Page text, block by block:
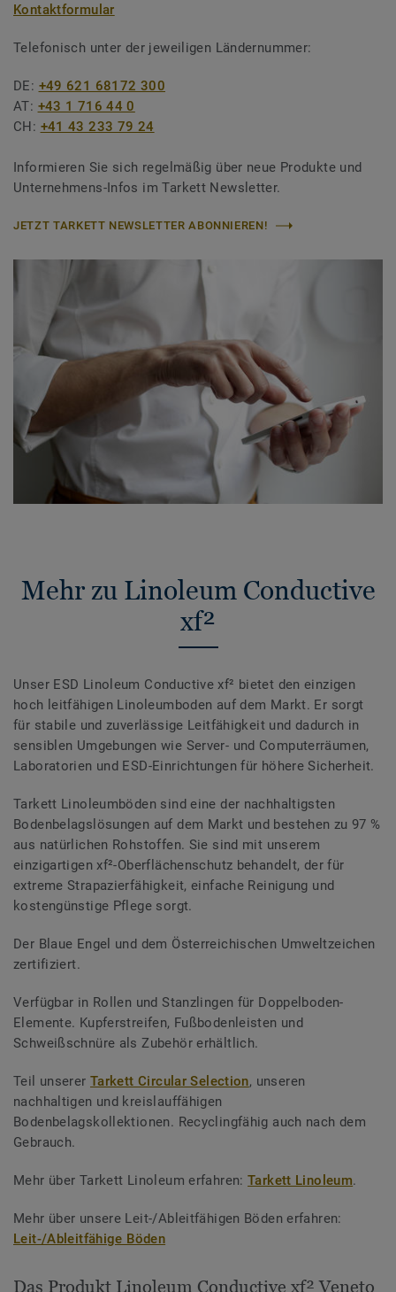
Kontaktformular
Telefonisch unter der jeweiligen Ländernummer:
DE: +49 621 68172 300
AT: +43 1 716 44 0
CH: +41 43 233 79 24
Informieren Sie sich regelmäßig über neue Produkte und
Unternehmens-Infos im Tarkett Newsletter.
JETZT TARKETT NEWSLETTER ABONNIEREN!
Mehr zu Linoleum Conductive
xf²
Unser ESD Linoleum Conductive xf² bietet den einzigen
hoch leitfähigen Linoleumboden auf dem Markt. Er sorgt
für stabile und zuverlässige Leitfähigkeit und dadurch in
sensiblen Umgebungen wie Server- und Computerräumen,
Laboratorien und ESD-Einrichtungen für höhere Sicherheit.
Tarkett Linoleumböden sind eine der nachhaltigsten
Bodenbelagslösungen auf dem Markt und bestehen zu 97 %
aus natürlichen Rohstoffen. Sie sind mit unserem
einzigartigen xf²-Oberflächenschutz behandelt, der für
extreme Strapazierfähigkeit, einfache Reinigung und
kostengünstige Pflege sorgt.
Der Blaue Engel und dem Österreichischen Umweltzeichen
zertifiziert.
Verfügbar in Rollen und Stanzlingen für Doppelboden-
Elemente. Kupferstreifen, Fußbodenleisten und
Schweißschnüre als Zubehör erhältlich.
Teil unserer Tarkett Circular Selection, unseren
nachhaltigen und kreislauffähigen
Bodenbelagskollektionen. Recyclingfähig auch nach dem
Gebrauch.
Mehr über Tarkett Linoleum erfahren:Tarkett Linoleum.
Mehr über unsere Leit-/Ableitfähigen Böden erfahren:
Leit-/Ableitfähige Böden
Das Produkt Linoleum Conductive xf² Veneto